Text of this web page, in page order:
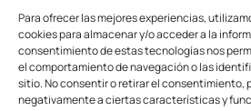
Para ofrecer las mejores experiencias,
cookies para almacenar y/o acceder a la
consentimiento de estas tecnologías nos
el comportamiento de navegación o las
sitio. No consentir o retirar el consentimiento,
negativamente a ciertas características y